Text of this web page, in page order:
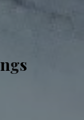
ngs